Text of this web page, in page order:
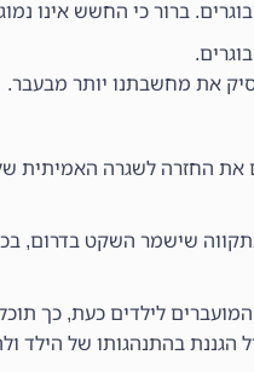
ברור כי החשש אינו
את מחשבתנו יותר מבעבר.
את החזרה לשגרה
שישמר השקט בדרום,
לילדים כעת, כך
הגננת בהתנהגותו של הילד